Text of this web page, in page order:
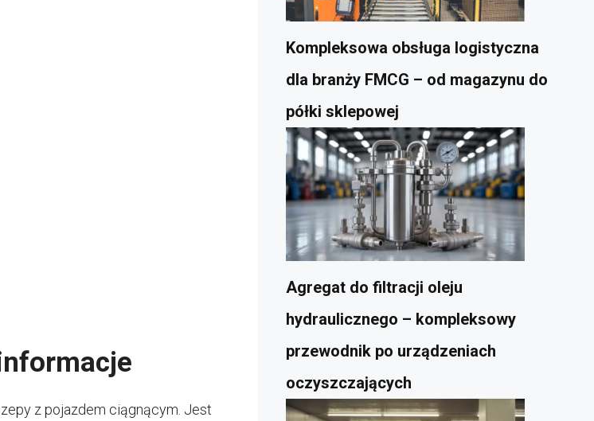
z pojazdem ciągnącym. Jest
Kompleksowa obsługa logistyczna
dla branży FMCG – od magazynu do
półki sklepowej
Agregat do filtracji oleju
hydraulicznego – kompleksowy
przewodnik po urządzeniach
oczyszczających